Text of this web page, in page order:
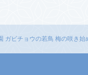
ガビチョウの若鳥 梅の咲き始